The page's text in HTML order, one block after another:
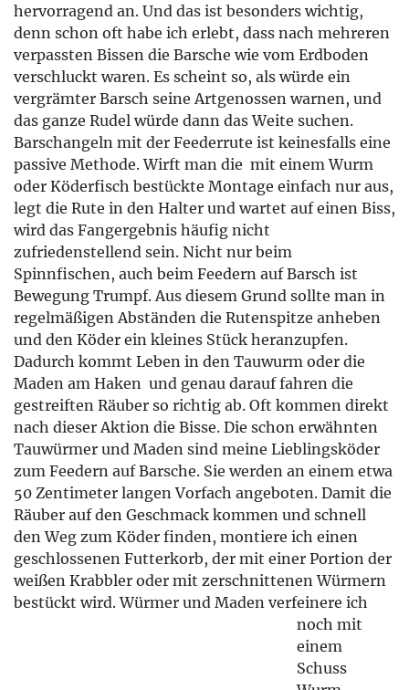
hervorragend an. Und das ist besonders wichtig,
denn schon oft habe ich erlebt, dass nach mehreren
verpassten Bissen die Barsche wie vom Erdboden
verschluckt waren. Es scheint so, als würde ein
vergrämter Barsch seine Artgenossen warnen, und
das ganze Rudel würde dann das Weite suchen.
Barschangeln mit der Feederrute ist keinesfalls eine
passive Methode. Wirft man die mit einem Wurm
oder Köderfisch bestückte Montage einfach nur aus,
legt die Rute in den Halter und wartet auf einen Biss,
wird das Fangergebnis häufig nicht
zufriedenstellend sein. Nicht nur beim
Spinnfischen, auch beim Feedern auf Barsch ist
Bewegung Trumpf. Aus diesem Grund sollte man in
regelmäßigen Abständen die Rutenspitze anheben
und den Köder ein kleines Stück heranzupfen.
Dadurch kommt Leben in den Tauwurm oder die
Maden am Haken  und genau darauf fahren die
gestreiften Räuber so richtig ab. Oft kommen direkt
nach dieser Aktion die Bisse. Die schon erwähnten
Tauwürmer und Maden sind meine Lieblingsköder
zum Feedern auf Barsche. Sie werden an einem etwa
50 Zentimeter langen Vorfach angeboten. Damit die
Räuber auf den Geschmack kommen und schnell
den Weg zum Köder finden, montiere ich einen
geschlossenen Futterkorb, der mit einer Portion der
weißen Krabbler oder mit zerschnittenen Würmern
bestückt wird.Würmer und Maden verfeinere ich
noch mit
einem
Schuss